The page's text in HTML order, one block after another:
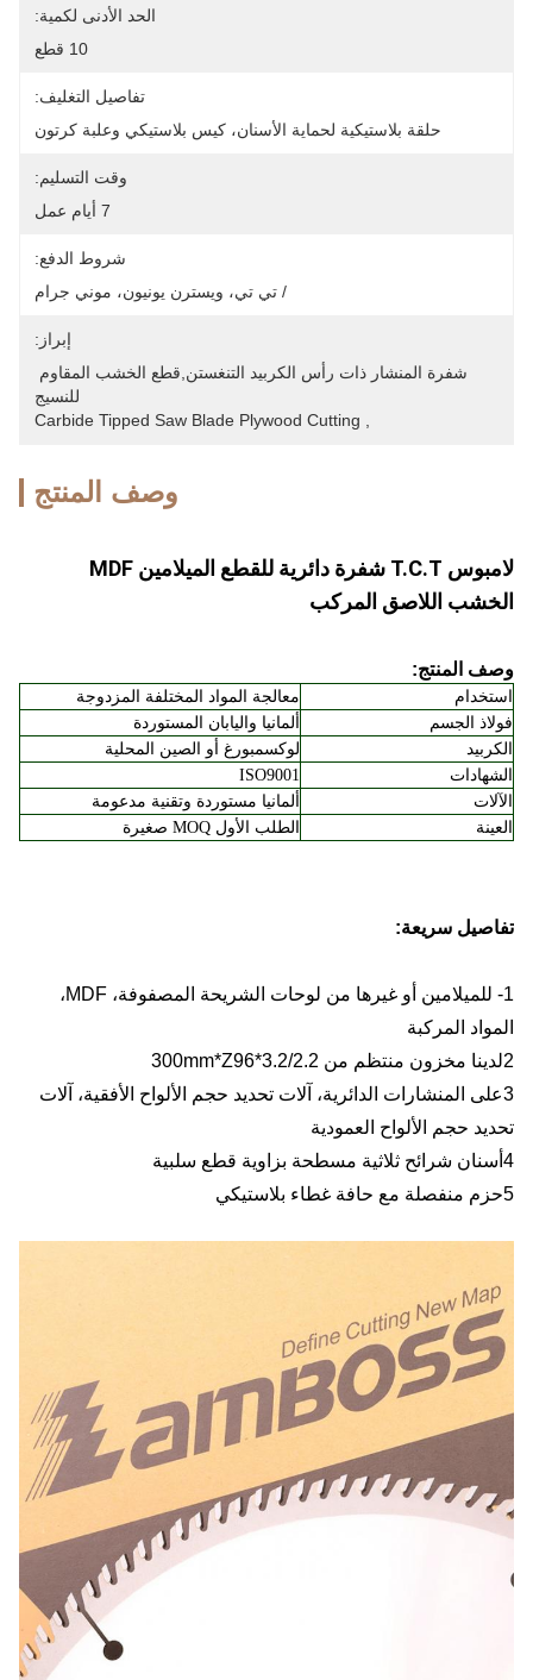
الحد الأدنى لكمية:
10 قطع
تفاصيل التغليف:
حلقة بلاستيكية لحماية الأسنان، كيس بلاستيكي وعلبة كرتون
وقت التسليم:
7 أيام عمل
شروط الدفع:
/ تي تي، ويسترن يونيون، موني جرام
إبراز:
للنسيج
Carbide Tipped Saw Blade Plywood Cutting
وصف المنتج
لامبوس T.C.T شفرة دائرية للقطع الميلامين MDF
الخشب اللاصق المركب
وصف المنتج:
استخدام
معالجة المواد المختلفة المزدوجة
فولاذ الجسم
ألمانيا واليابان المستوردة
الكربيد
لوكسمبورغ أو الصين المحلية
الشهادات
ISO9001
الآلات
ألمانيا مستوردة وتقنية مدعومة
العينة
الطلب الأول MOQ صغيرة
تفاصيل سريعة:
1- للميلامين أو غيرها من لوحات الشريحة المصفوفة، MDF،
المواد المركبة
2لدينا مخزون منتظم من 300mm*Z96*3.2/2.2
3على المنشارات الدائرية، آلات تحديد حجم الألواح الأفقية، آلات
تحديد حجم الألواح العمودية
4أسنان شرائح ثلاثية مسطحة بزاوية قطع سلبية
5حزم منفصلة مع حافة غطاء بلاستيكي